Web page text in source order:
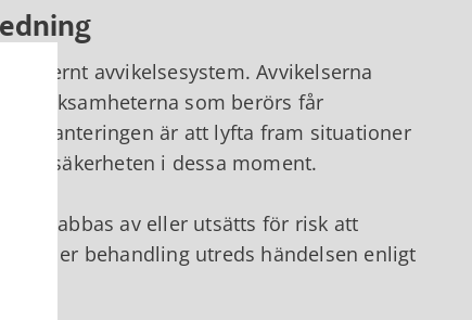
internt avvikelsesystem. Avvikelserna
verksamheterna som berörs får
är att lyfta fram situationer
i dessa moment.
drabbas av eller utsätts för risk att
eller behandling utreds händelsen enligt